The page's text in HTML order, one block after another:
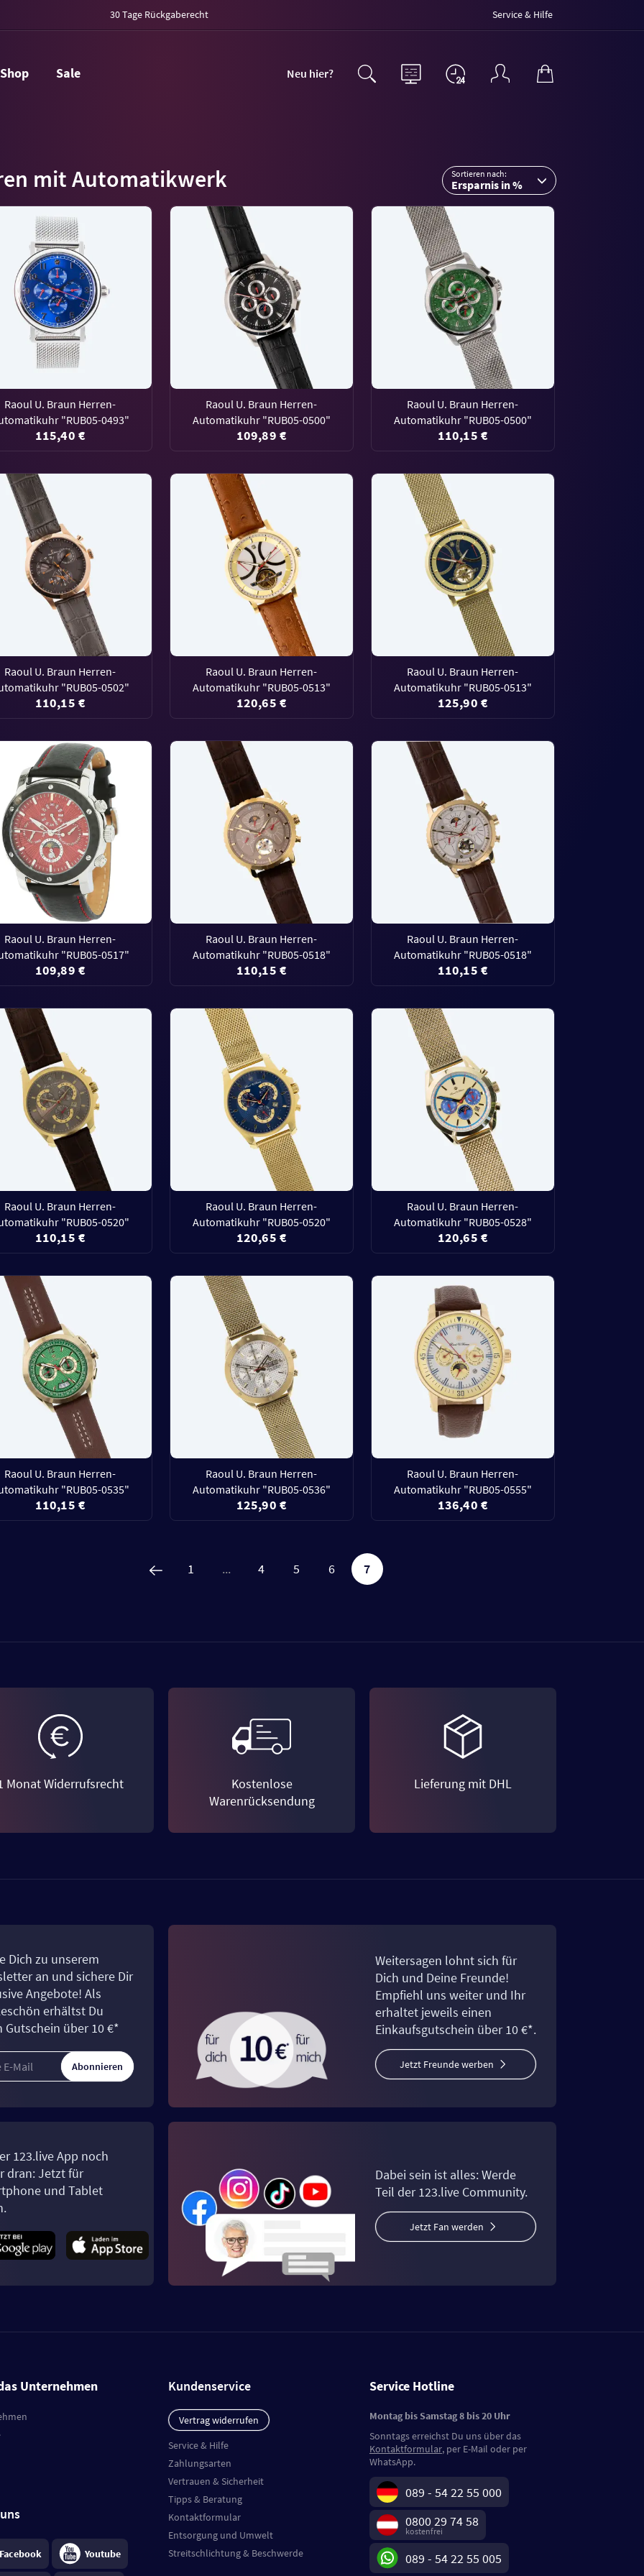
30 Tage Rückgaberecht Service & Hilfe
Shop Sale Neu hier?
mit Automatikwerk Sortieren nach:
Ersparnis in %
Raoul U. Braun Herren-
"RUB05-0493"
115,40 €
Raoul U. Braun Herren-
Automatikuhr "RUB05-0500"
109,89 €
Raoul U. Braun Herren-
Automatikuhr "RUB05-0500"
110,15 €
Raoul U. Braun Herren-
"RUB05-0502"
110,15 €
Raoul U. Braun Herren-
Automatikuhr "RUB05-0513"
120,65 €
Raoul U. Braun Herren-
Automatikuhr "RUB05-0513"
125,90 €
Raoul U. Braun Herren-
"RUB05-0517"
109,89 €
Raoul U. Braun Herren-
Automatikuhr "RUB05-0518"
110,15 €
Raoul U. Braun Herren-
Automatikuhr "RUB05-0518"
110,15 €
Raoul U. Braun Herren-
"RUB05-0520"
110,15 €
Raoul U. Braun Herren-
Automatikuhr "RUB05-0520"
120,65 €
Raoul U. Braun Herren-
Automatikuhr "RUB05-0528"
120,65 €
Raoul U. Braun Herren-
"RUB05-0535"
110,15 €
Raoul U. Braun Herren-
Automatikuhr "RUB05-0536"
125,90 €
Raoul U. Braun Herren-
Automatikuhr "RUB05-0555"
136,40 €
1 ... 4 5 6 7
Monat Widerrufsrecht
Kostenlose
Warenrücksendung
Lieferung mit DHL
Dich zu unserem
an und sichere Dir
Angebote! Als
erhältst Du
Gutschein über 10 €*
Abonnieren
Weitersagen lohnt sich für
Dich und Deine Freunde!
Empfiehl uns weiter und Ihr
erhaltet jeweils einen
Einkaufsgutschein über 10 €*.
Jetzt Freunde werben
123.live App noch
dran: Jetzt für
und Tablet
Dabei sein ist alles: Werde
Teil der 123.live Community.
Jetzt Fan werden
Unternehmen
Facebook Youtube
Kundenservice
Vertrag widerrufen
Service & Hilfe
Zahlungsarten
Vertrauen & Sicherheit
Tipps & Beratung
Kontaktformular
Entsorgung und Umwelt
Streitschlichtung & Beschwerde
Service Hotline
Montag bis Samstag 8 bis 20 Uhr
Sonntags erreichst Du uns über das
Kontaktformular, per E-Mail oder per
WhatsApp.
089 - 54 22 55 000
0800 29 74 58
kostenfrei
089 - 54 22 55 005